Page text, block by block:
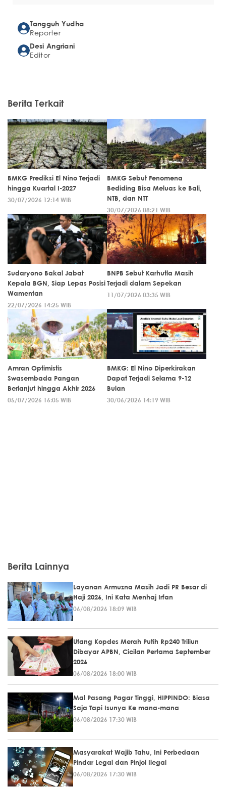
Tangguh Yudha
Reporter
Desi Angriani
Editor
Berita Terkait
BMKG Prediksi El Nino Terjadi
hingga Kuartal I-2027
30/07/2026 12:14 WIB
BMKG Sebut Fenomena
Bediding Bisa Meluas ke Bali,
NTB, dan NTT
30/07/2026 08:21 WIB
Sudaryono Bakal Jabat
Kepala BGN, Siap Lepas Posisi
Wamentan
22/07/2026 14:25 WIB
BNPB Sebut Karhutla Masih
Terjadi dalam Sepekan
11/07/2026 03:35 WIB
Amran Optimistis
Swasembada Pangan
Berlanjut hingga Akhir 2026
05/07/2026 16:05 WIB
BMKG: El Nino Diperkirakan
Dapat Terjadi Selama 9-12
Bulan
30/06/2026 14:19 WIB
Berita Lainnya
Layanan Armuzna Masih Jadi PR Besar di
Haji 2026, Ini Kata Menhaj Irfan
06/08/2026 18:09 WIB
Utang Kopdes Merah Putih Rp240 Triliun
Dibayar APBN, Cicilan Pertama September
2026
06/08/2026 18:00 WIB
Mal Pasang Pagar Tinggi, HIPPINDO: Biasa
Saja Tapi Isunya Ke mana-mana
06/08/2026 17:30 WIB
Masyarakat Wajib Tahu, Ini Perbedaan
Pindar Legal dan Pinjol Ilegal
06/08/2026 17:30 WIB